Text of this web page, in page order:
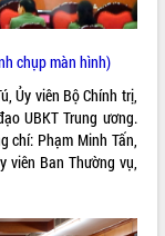
chụp màn hình)
Ủy viên Bộ Chính trị,
UBKT Trung ương.
chí: Phạm Minh Tấn,
viên Ban Thường vụ,